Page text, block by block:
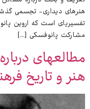
هنرهای دیداری- تجسمی
تفسیری‌ای است که اروین
مشارکت پانوفسکی […]
مطالعه‌ای
هنر و تاریخ